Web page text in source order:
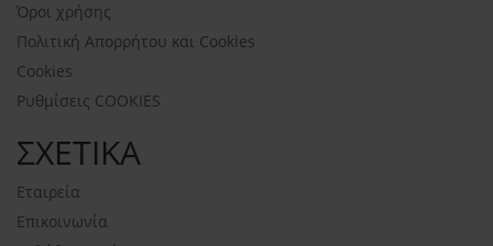
Όροι χρήσης
Πολιτική Απορρήτου και Cookies
Cookies
Ρυθμίσεις COOKIES
ΣΧΕΤΙΚΑ
Εταιρεία
Επικοινωνία